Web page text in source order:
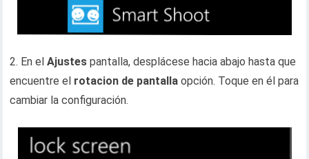
2. En elAjustes pantalla, desplácese hacia abajo hasta que
encuentre el rotacion de pantalla opción. Toque en él para
cambiar la configuración.